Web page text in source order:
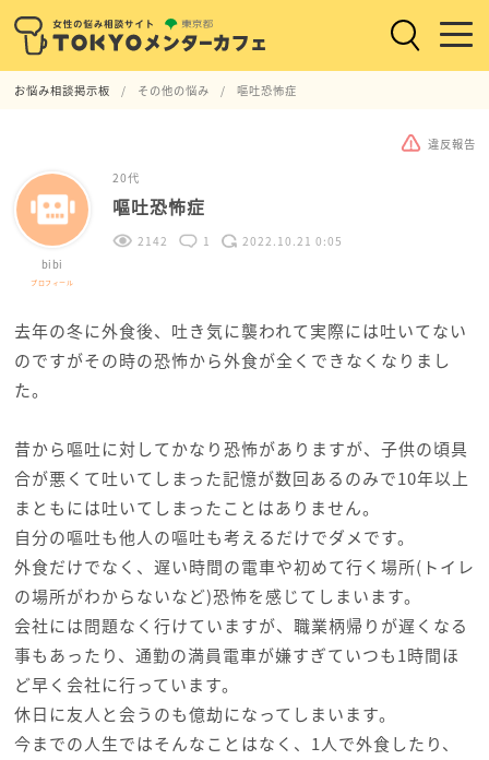
お悩み相談掲示板 その他の悩み 嘔吐恐怖症
違反報告
bibi
プロフィール
20代
嘔吐恐怖症
2142 1 2022.10.21 0:05
去年の冬に外食後、吐き気に襲われて実際には吐いてない
のですがその時の恐怖から外食が全くできなくなりまし
た。
昔から嘔吐に対してかなり恐怖がありますが、子供の頃具
合が悪くて吐いてしまった記憶が数回あるのみで10年以上
まともには吐いてしまったことはありません。
自分の嘔吐も他人の嘔吐も考えるだけでダメです。
外食だけでなく、遅い時間の電車や初めて行く場所(トイレ
の場所がわからないなど)恐怖を感じてしまいます。
会社には問題なく行けていますが、職業柄帰りが遅くなる
事もあったり、通勤の満員電車が嫌すぎていつも1時間ほ
ど早く会社に行っています。
休日に友人と会うのも億劫になってしまいます。
今までの人生ではそんなことはなく、1人で外食したり、